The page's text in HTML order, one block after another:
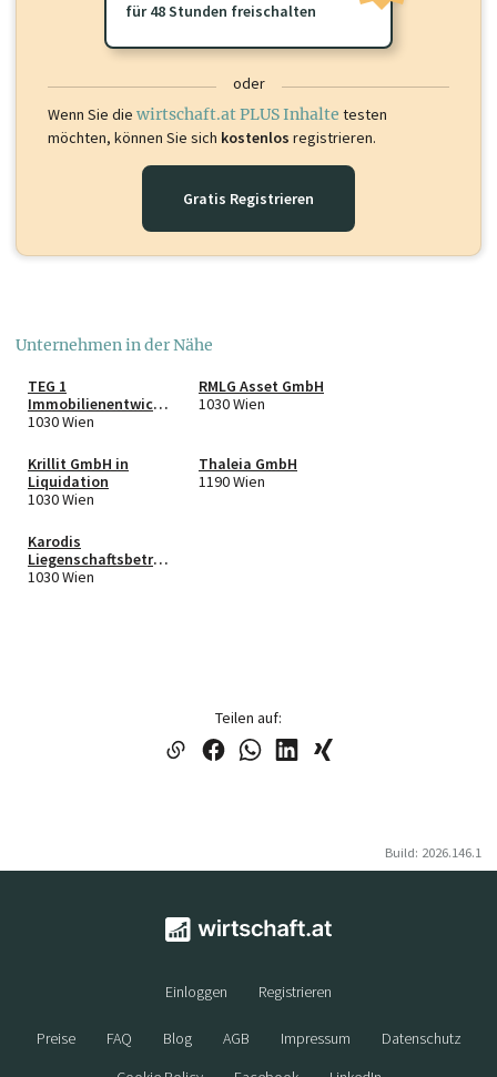
für 48 Stunden freischalten
oder
Wenn Sie die wirtschaft.at PLUS Inhalte testen
möchten, können Sie sich kostenlos registrieren.
Gratis Registrieren
Unternehmen in der Nähe
TEG 1
Immobilienentwicklu
ngs GmbH & Co KG
1030 Wien
RMLG Asset GmbH
1030 Wien
Krillit GmbH in
Liquidation
1030 Wien
Thaleia GmbH
1190 Wien
Karodis
Liegenschaftsbetreu
ung e.U.
1030 Wien
Teilen auf:
Build: 2026.146.1
Einloggen Registrieren
Preise FAQ Blog AGB Impressum
Datenschutz